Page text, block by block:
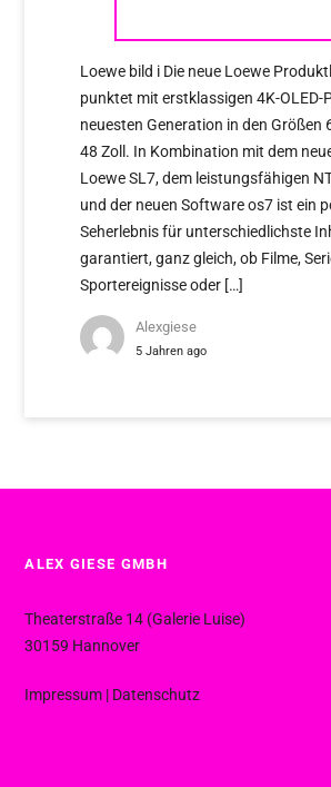
Loewe bild i Die neue Loewe
punktet mit erstklassigen 4K-OLED-
neuesten Generation in den Größen
48 Zoll. In Kombination mit dem
Loewe SL7, dem leistungsfähigen
und der neuen Software os7 ist ein
Seherlebnis für unterschiedlichste
garantiert, ganz gleich, ob Filme,
Sportereignisse oder […]
Alexgiese
5 Jahren ago
ALEX GIESE GMBH
Theaterstraße 14 (Galerie Luise)
30159 Hannover
Impressum | Datenschutz